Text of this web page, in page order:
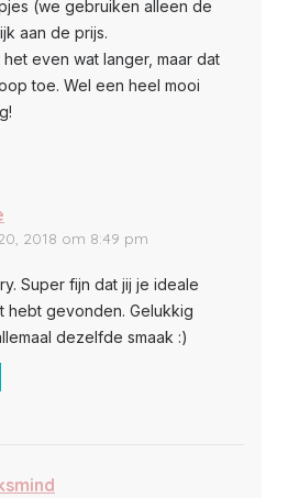
(we gebruiken alleen de
aan de prijs.
even wat langer, maar dat
toe. Wel een heel mooi
2018 om 8:49 pm
Super fijn dat jij je ideale
hebt gevonden. Gelukkig
dezelfde smaak :)